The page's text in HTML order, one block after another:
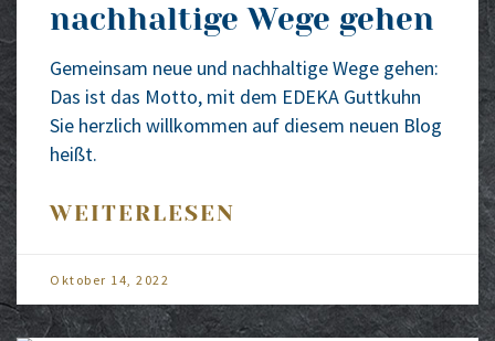
nachhaltige Wege gehen
Gemein­sam neue und nach­hal­ti­ge Wege gehen:
Das ist das Mot­to, mit dem EDEKA Gutt­kuhn
Sie herz­lich will­kom­men auf die­sem neu­en Blog
heißt.
WEITERLESEN
Okto­ber 14, 2022